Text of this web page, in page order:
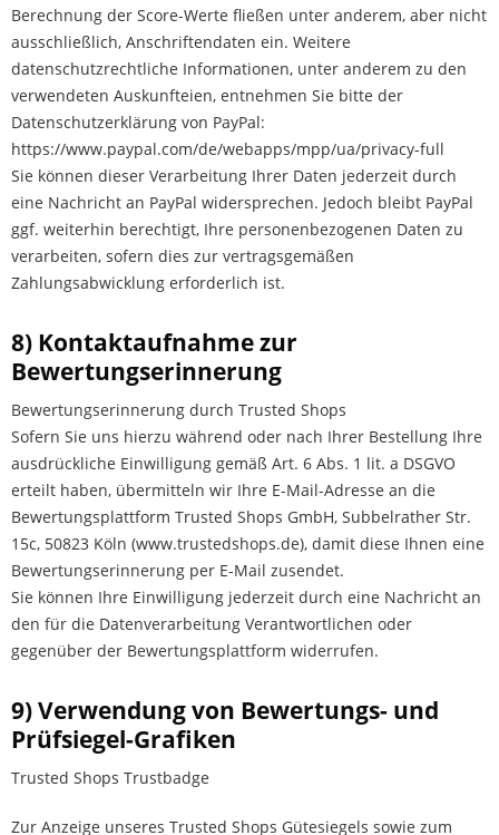
Berechnung der Score-Werte fließen unter anderem, aber nicht
ausschließlich, Anschriftendaten ein. Weitere
datenschutzrechtliche Informationen, unter anderem zu den
verwendeten Auskunfteien, entnehmen Sie bitte der
Datenschutzerklärung von PayPal:
https://www.paypal.com/de/webapps/mpp/ua/privacy-full
Sie können dieser Verarbeitung Ihrer Daten jederzeit durch
eine Nachricht an PayPal widersprechen. Jedoch bleibt PayPal
ggf. weiterhin berechtigt, Ihre personenbezogenen Daten zu
verarbeiten, sofern dies zur vertragsgemäßen
Zahlungsabwicklung erforderlich ist.
8) Kontaktaufnahme zur
Bewertungserinnerung
Bewertungserinnerung durch Trusted Shops
Sofern Sie uns hierzu während oder nach Ihrer Bestellung Ihre
ausdrückliche Einwilligung gemäß Art. 6 Abs. 1 lit. a DSGVO
erteilt haben, übermitteln wir Ihre E-Mail-Adresse an die
Bewertungsplattform Trusted Shops GmbH, Subbelrather Str.
15c, 50823 Köln (www.trustedshops.de), damit diese Ihnen eine
Bewertungserinnerung per E-Mail zusendet.
Sie können Ihre Einwilligung jederzeit durch eine Nachricht an
den für die Datenverarbeitung Verantwortlichen oder
gegenüber der Bewertungsplattform widerrufen.
9) Verwendung von Bewertungs- und
Prüfsiegel-Grafiken
Trusted Shops Trustbadge
Zur Anzeige unseres Trusted Shops Gütesiegels sowie zum